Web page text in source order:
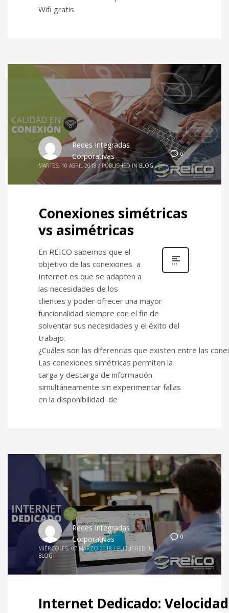
Wifi gratis
0
Redes Integradas
Corporativas
MARTES, 10 ABRIL 2018 / PUBLISHED IN BLOG
Conexiones simétricas
vs asimétricas
En REICO sabemos que el
objetivo de las conexiones a
Internet es que se adapten a
las necesidades de los
clientes y poder ofrecer una mayor
funcionalidad siempre con el fin de
solventar sus necesidades y el éxito del
trabajo.
¿Cuáles son las diferencias que existen entre las
Las conexiones simétricas permiten la
carga y descarga de información
simultáneamente sin experimentar fallas
en la disponibilidad de
0
Redes Integradas
Corporativas
MIÉRCOLES, 07 MARZO 2018 / PUBLISHED IN
BLOG
Internet Dedicado: